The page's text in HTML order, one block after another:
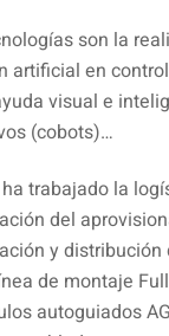
son la
artificial en
visual e
(cobots)…
trabajado la
del
y distribución
de montaje
autoguiados